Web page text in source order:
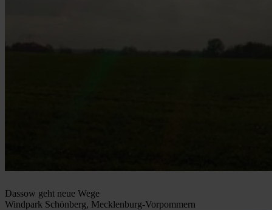
Dassow geht neue Wege
Windpark Schönberg, Mecklenburg-Vorpommern